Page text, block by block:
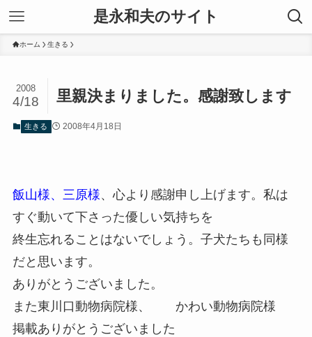
是永和夫のサイト
ホーム 生きる
里親決まりました。感謝致します
2008
4/18
生きる 2008年4月18日
飯山様、三原様、心より感謝申し上げます。私は
すぐ動いて下さった優しい気持ちを
終生忘れることはないでしょう。子犬たちも同様
だと思います。
ありがとうございました。
また東川口動物病院様、 かわい動物病院様
掲載ありがとうございました